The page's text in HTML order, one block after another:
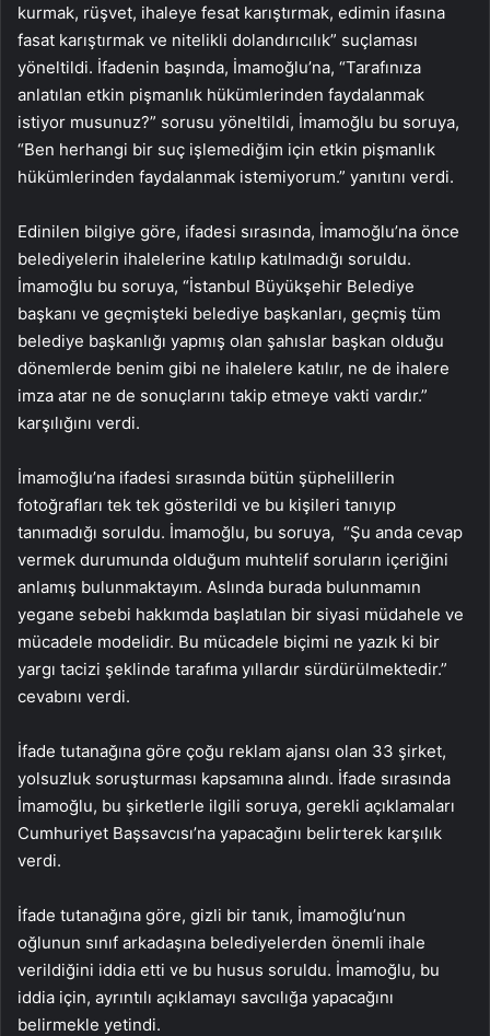
kurmak, rüşvet, ihaleye fesat karıştırmak, edimin ifasına
fasat karıştırmak ve nitelikli dolandırıcılık” suçlaması
yöneltildi. İfadenin başında, İmamoğlu’na, “Tarafınıza
anlatılan etkin pişmanlık hükümlerinden faydalanmak
istiyor musunuz?” sorusu yöneltildi, İmamoğlu bu soruya,
“Ben herhangi bir suç işlemediğim için etkin pişmanlık
hükümlerinden faydalanmak istemiyorum.” yanıtını verdi.
Edinilen bilgiye göre, ifadesi sırasında, İmamoğlu’na önce
belediyelerin ihalelerine katılıp katılmadığı soruldu.
İmamoğlu bu soruya, “İstanbul Büyükşehir Belediye
başkanı ve geçmişteki belediye başkanları, geçmiş tüm
belediye başkanlığı yapmış olan şahıslar başkan olduğu
dönemlerde benim gibi ne ihalelere katılır, ne de ihalere
imza atar ne de sonuçlarını takip etmeye vakti vardır.”
karşılığını verdi.
İmamoğlu’na ifadesi sırasında bütün şüphelillerin
fotoğrafları tek tek gösterildi ve bu kişileri tanıyıp
tanımadığı soruldu. İmamoğlu, bu soruya, “Şu anda cevap
vermek durumunda olduğum muhtelif soruların içeriğini
anlamış bulunmaktayım. Aslında burada bulunmamın
yegane sebebi hakkımda başlatılan bir siyasi müdahele ve
mücadele modelidir. Bu mücadele biçimi ne yazık ki bir
yargı tacizi şeklinde tarafıma yıllardır sürdürülmektedir.”
cevabını verdi.
İfade tutanağına göre çoğu reklam ajansı olan 33 şirket,
yolsuzluk soruşturması kapsamına alındı. İfade sırasında
İmamoğlu, bu şirketlerle ilgili soruya, gerekli açıklamaları
Cumhuriyet Başsavcısı’na yapacağını belirterek karşılık
verdi.
İfade tutanağına göre, gizli bir tanık, İmamoğlu’nun
oğlunun sınıf arkadaşına belediyelerden önemli ihale
verildiğini iddia etti ve bu husus soruldu. İmamoğlu, bu
iddia için, ayrıntılı açıklamayı savcılığa yapacağını
belirmekle yetindi.